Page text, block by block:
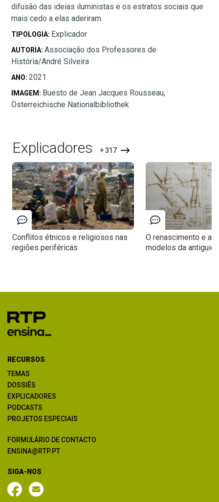
difusão das ideias iluministas e os estratos sociais que
mais cedo a elas aderiram.
TIPOLOGIA: Explicador
AUTORIA: Associação dos Professores de
História/André Silveira
ANO: 2021
IMAGEM: Buesto de Jean Jacques Rousseau,
Österreichische Nationalbibliothek
Explicadores + 317
Conflitos étnicos e religiosos nas
regiões periféricas
O renascimento e a
modelos da
RECURSOS
TEMAS
DOSSIÊS
EXPLICADORES
PODCASTS
PROJETOS ESPECIAIS
FORMULÁRIO DE CONTACTO
ENSINA@RTP.PT
SIGA-NOS